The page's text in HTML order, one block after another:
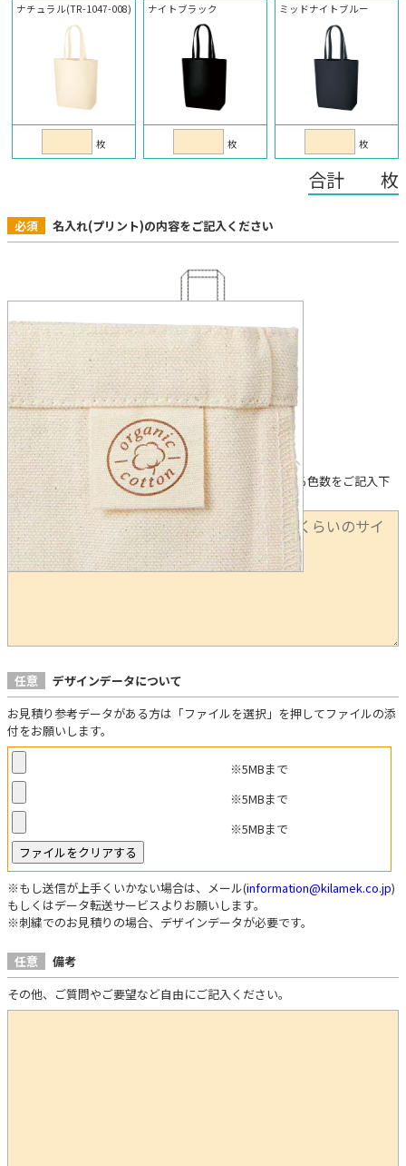
ナチュラル(TR-1047-008)
枚
ナイトブラック
枚
ミッドナイトブルー
枚
合計 枚
必須 名入れ(プリント)の内容をご記入ください
下記に①印刷箇所 ②製法（希望がある場合） ③使用する色数をご記入下
さい。
任意
デザインデータについて
お見積り参考データがある方は「ファイルを選択」を押してファイルの添
付をお願いします。
※5MBまで
※5MBまで
※5MBまで
※もし送信が上手くいかない場合は、メール(information@kilamek.co.jp)
もしくはデータ転送サービスよりお願いします。
※刺繍でのお見積りの場合、デザインデータが必要です。
任意
備考
その他、ご質問やご要望など自由にご記入ください。